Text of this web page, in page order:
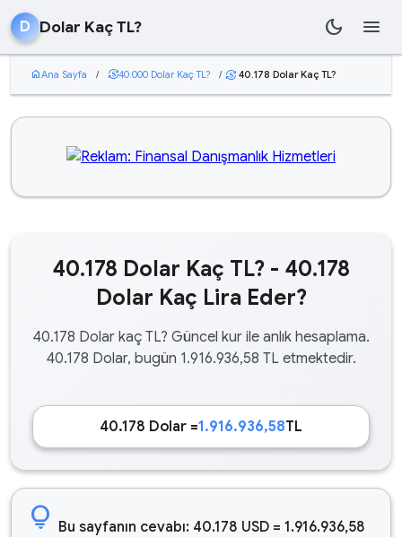
D Dolar Kaç TL? dark_mode menu
homeAna Sayfa / currency_exchange40.000 Dolar Kaç TL? / currency_exchange 40.178 Dolar Kaç TL?
40.178 Dolar Kaç TL? - 40.178
Dolar Kaç Lira Eder?
40.178 Dolar kaç TL? Güncel kur ile anlık hesaplama.
40.178 Dolar, bugün 1.916.936,58 TL etmektedir.
40.178 Dolar =1.916.936,58TL
lightbulb Bu sayfanın cevabı: 40.178 USD = 1.916.936,58